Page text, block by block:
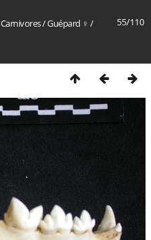
55/110
Carnivores/Guépard ♀ /